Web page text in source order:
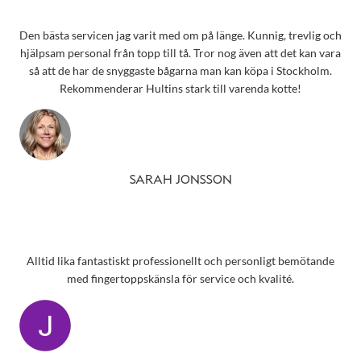
Den bästa servicen jag varit med om på länge. Kunnig, trevlig och
hjälpsam personal från topp till tå. Tror nog även att det kan vara
så att de har de snyggaste bågarna man kan köpa i Stockholm.
Rekommenderar Hultins stark till varenda kotte!
SARAH JONSSON
Alltid lika fantastiskt professionellt och personligt bemötande
med fingertoppskänsla för service och kvalité.